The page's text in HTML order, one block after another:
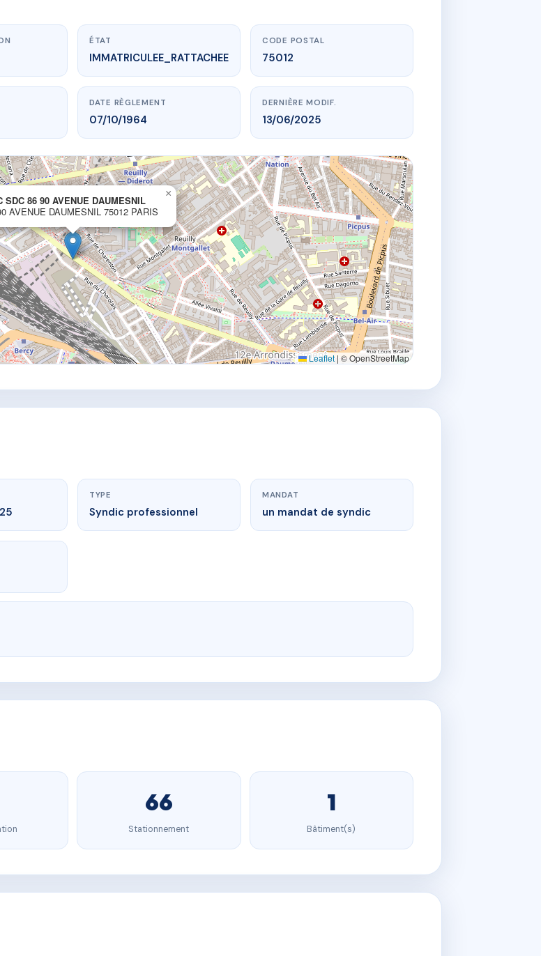
PARIS
ÉTAT
IMMATRICULEE_RATTACHEE
CODE POSTAL
75012
DATE RÈGLEMENT
07/10/1964
DERNIÈRE MODIF.
13/06/2025
SDC 86 90 AVENUE DAUMESNIL
AVENUE DAUMESNIL 75012 PARIS
×
Leaflet |© OpenStreetMap
TYPE
Syndic professionnel
MANDAT
un mandat de syndic
66
Stationnement
1
Bâtiment(s)